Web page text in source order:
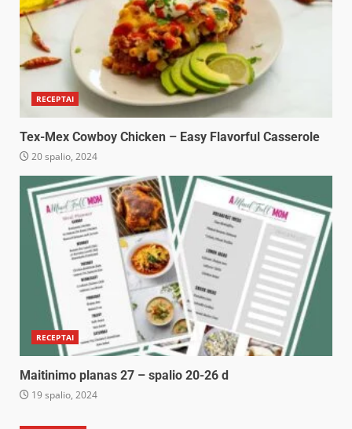
RECEPTAI
Tex-Mex Cowboy Chicken – Easy Flavorful Casserole
20 spalio, 2024
RECEPTAI
Maitinimo planas 27 – spalio 20-26 d
19 spalio, 2024